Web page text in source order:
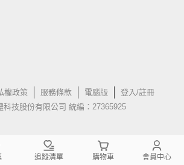
權政策 服務條款 電腦版
登入/註冊
科技股份有限公司 統編：27365925
追蹤清單 購物車 會員中心